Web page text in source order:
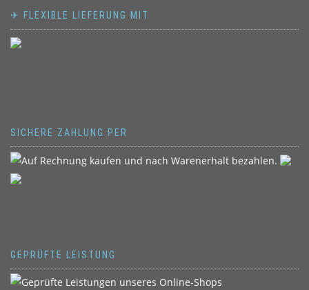
✈ FLEXIBLE LIEFERUNG MIT
SICHERE ZAHLUNG PER
GEPRÜFTE LEISTUNG